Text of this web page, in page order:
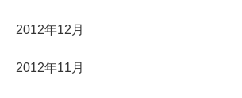
2012年12月
2012年11月